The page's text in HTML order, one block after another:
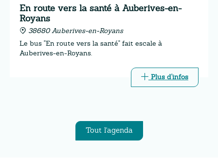
En route vers la santé à Auberives-en-
Royans
38680 Auberives-en-Royans
Le bus "En route vers la santé" fait escale à
Auberives-en-Royans.
Plus d'infos
Tout l'agenda